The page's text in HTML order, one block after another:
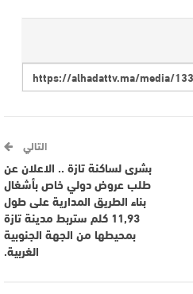
التالي
بشرى لساكنة تازة .. الاعلان عن
طلب عروض دولي خاص بأشغال
بناء الطريق المدارية على طول
11,93 كلم ستربط مدينة تازة
بمحيطها من الجهة الجنوبية
الغربية.